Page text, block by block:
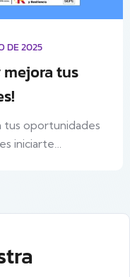
DE 2025
tus
tus oportunidades
iniciarte…